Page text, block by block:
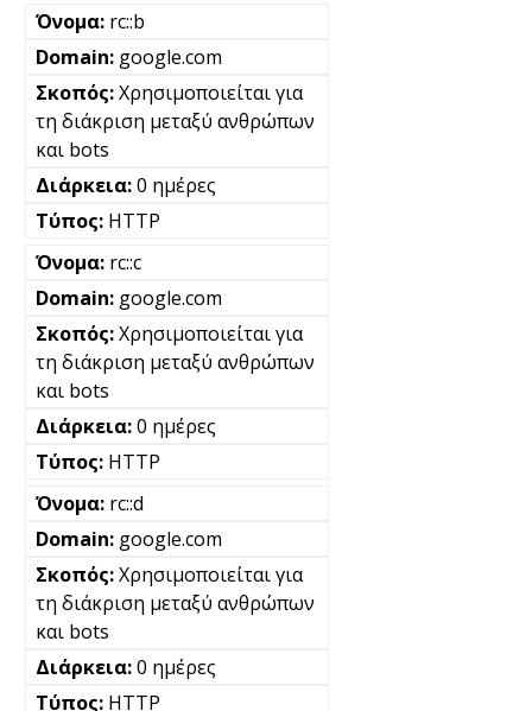
rc::b
google.com
Χρησιμοποιείται για
τη διάκριση μεταξύ ανθρώπων
και bots
0 ημέρες
HTTP
rc::c
google.com
Χρησιμοποιείται για
τη διάκριση μεταξύ ανθρώπων
και bots
0 ημέρες
HTTP
rc::d
google.com
Χρησιμοποιείται για
τη διάκριση μεταξύ ανθρώπων
και bots
0 ημέρες
HTTP